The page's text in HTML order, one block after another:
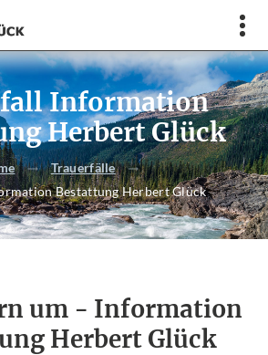
Information
Herbert Glück
Trauerfälle
Bestattung Herbert Glück
um - Information
Herbert Glück